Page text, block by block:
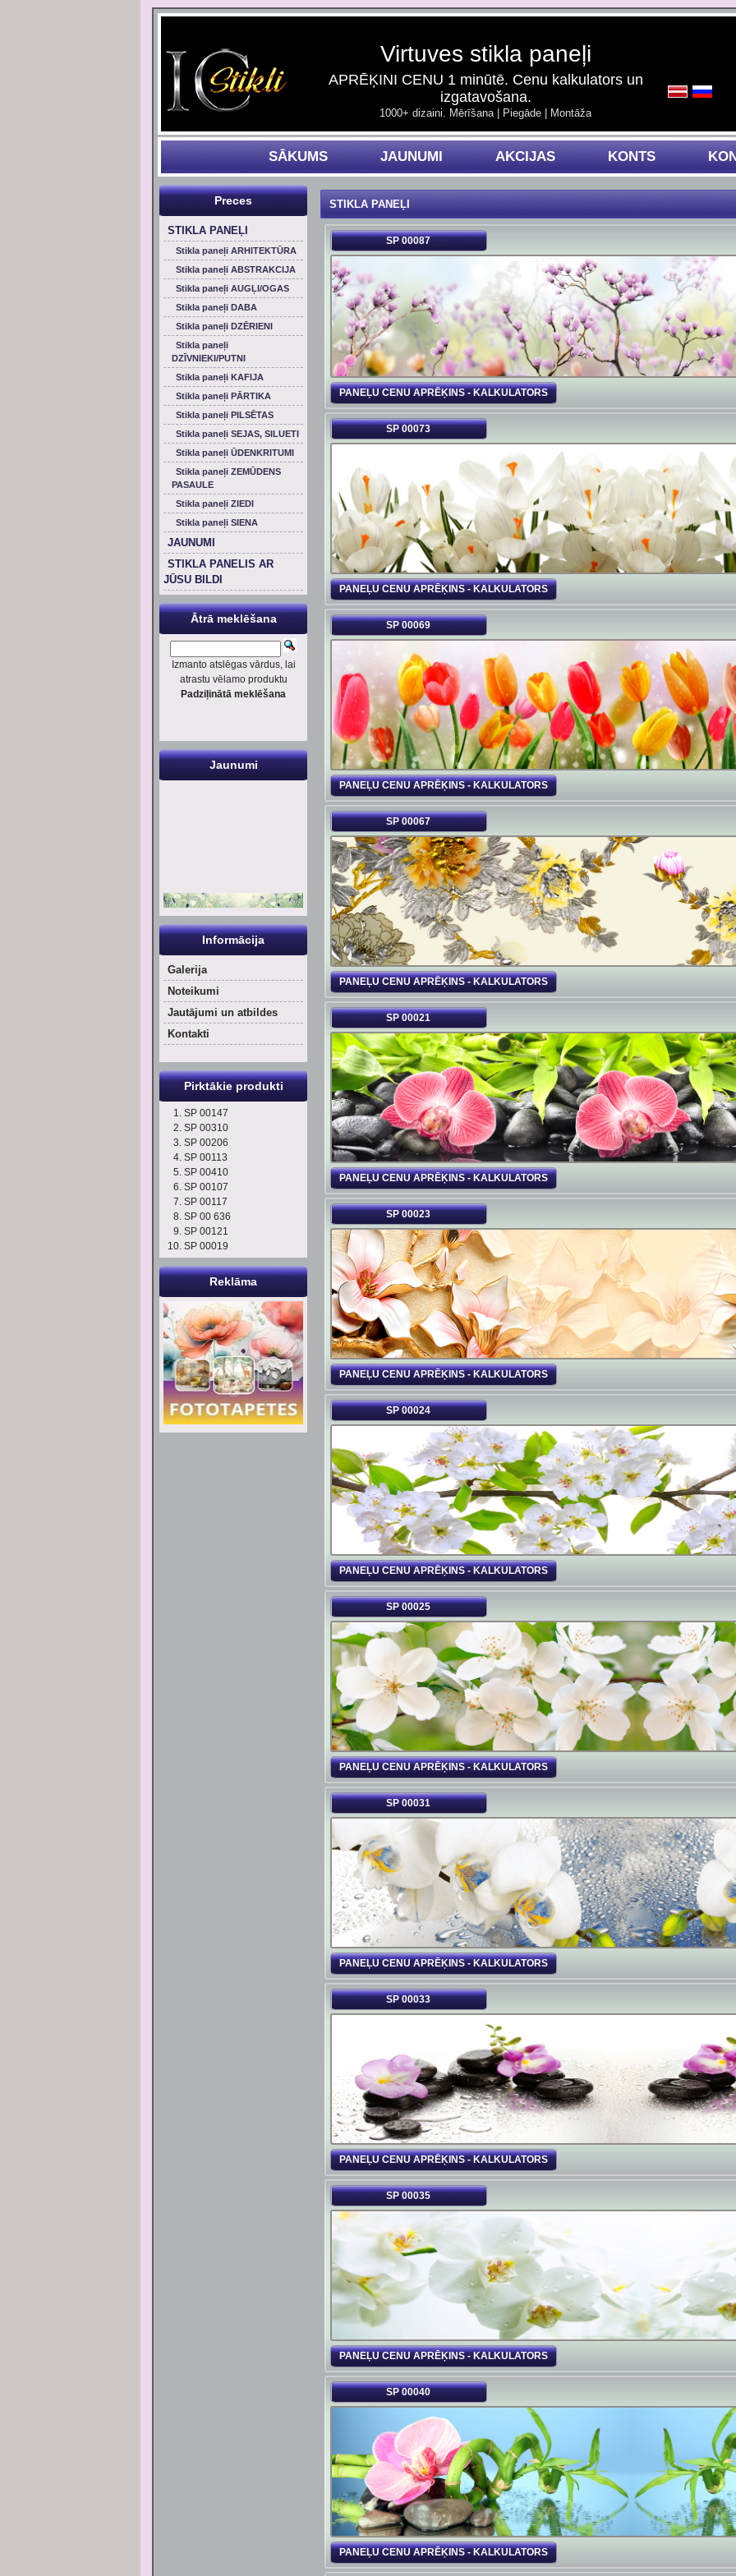
Virtuves stikla paneļi
APRĒĶINI CENU 1 minūtē. Cenu kalkulators un
izgatavošana.
1000+ dizaini. Mērīšana | Piegāde | Montāža
SĀKUMS JAUNUMI AKCIJAS KONTS
STIKLA PANEĻI
SP 00087
PANEĻU CENU APRĒĶINS - KALKULATORS
SP 00073
PANEĻU CENU APRĒĶINS - KALKULATORS
SP 00069
PANEĻU CENU APRĒĶINS - KALKULATORS
SP 00067
PANEĻU CENU APRĒĶINS - KALKULATORS
SP 00021
PANEĻU CENU APRĒĶINS - KALKULATORS
SP 00023
PANEĻU CENU APRĒĶINS - KALKULATORS
SP 00024
PANEĻU CENU APRĒĶINS - KALKULATORS
SP 00025
PANEĻU CENU APRĒĶINS - KALKULATORS
SP 00031
PANEĻU CENU APRĒĶINS - KALKULATORS
SP 00033
PANEĻU CENU APRĒĶINS - KALKULATORS
SP 00035
PANEĻU CENU APRĒĶINS - KALKULATORS
SP 00040
PANEĻU CENU APRĒĶINS - KALKULATORS
Preces
STIKLA PANEĻI
Stikla paneļi ARHITEKTŪRA
Stikla paneļi ABSTRAKCIJA
Stikla paneļi AUGĻI/OGAS
Stikla paneļi DABA
Stikla paneļi DZĒRIENI
Stikla paneļi
DZĪVNIEKI/PUTNI
Stikla paneļi KAFIJA
Stikla paneļi PĀRTIKA
Stikla paneļi PILSĒTAS
Stikla paneļi SEJAS, SILUETI
Stikla paneļi ŪDENKRITUMI
Stikla paneļi ZEMŪDENS
PASAULE
Stikla paneļi ZIEDI
Stikla paneļi SIENA
JAUNUMI
STIKLA PANELIS AR
JŪSU BILDI
Ātrā meklēšana
Izmanto atslēgas vārdus, lai
atrastu vēlamo produktu
Padziļinātā meklēšana
Jaunumi
Informācija
Galerija
Noteikumi
Jautājumi un atbildes
Kontakti
Pirktākie produkti
SP 00147
SP 00310
SP 00206
SP 00113
SP 00410
SP 00107
SP 00117
SP 00 636
SP 00121
SP 00019
Reklāma